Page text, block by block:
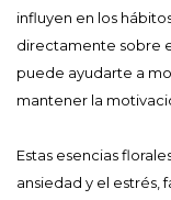
influyen en los
directamente sobre
puede ayudarte a
mantener la
Estas esencias
ansiedad y el estrés,